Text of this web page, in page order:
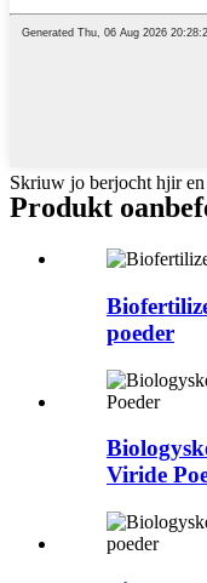
Skriuw jo berjocht hjir
Produkt
poeder
Viride